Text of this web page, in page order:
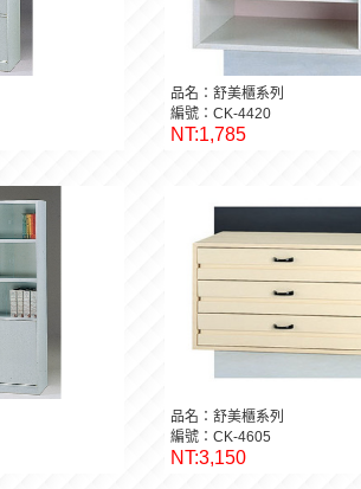
品名：舒美櫃系列
編號：CK-4420
NT:1,785
品名：舒美櫃系列
編號：CK-4605
NT:3,150